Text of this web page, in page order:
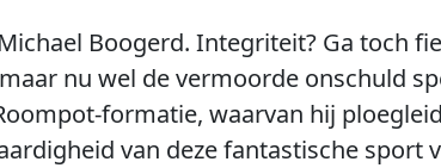
Boogerd. Integriteit? Ga toch
nu wel de vermoorde onschuld
formatie, waarvan hij
van deze fantastische sport